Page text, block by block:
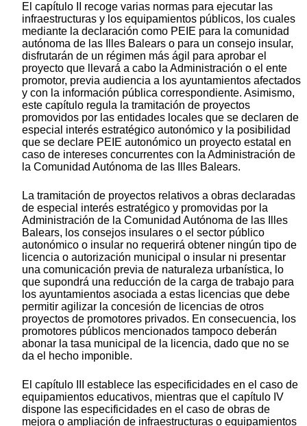
El capítulo II recoge varias normas para ejecutar las
infraestructuras y los equipamientos públicos, los cuales
mediante la declaración como PEIE para la comunidad
autónoma de las Illes Balears o para un consejo insular,
disfrutarán de un régimen más ágil para aprobar el
proyecto que llevará a cabo la Administración o el ente
promotor, previa audiencia a los ayuntamientos afectados
y con la información pública correspondiente. Asimismo,
este capítulo regula la tramitación de proyectos
promovidos por las entidades locales que se declaren de
especial interés estratégico autonómico y la posibilidad
que se declare PEIE autonómico un proyecto estatal en
caso de intereses concurrentes con la Administración de
la Comunidad Autónoma de las Illes Balears.
La tramitación de proyectos relativos a obras declaradas
de especial interés estratégico y promovidas por la
Administración de la Comunidad Autónoma de las Illes
Balears, los consejos insulares o el sector público
autonómico o insular no requerirá obtener ningún tipo de
licencia o autorización municipal o insular ni presentar
una comunicación previa de naturaleza urbanística, lo
que supondrá una reducción de la carga de trabajo para
los ayuntamientos asociada a estas licencias que debe
permitir agilizar la concesión de licencias de otros
proyectos de promotores privados. En consecuencia, los
promotores públicos mencionados tampoco deberán
abonar la tasa municipal de la licencia, dado que no se
da el hecho imponible.
El capítulo III establece las especificidades en el caso de
equipamientos educativos, mientras que el capítulo IV
dispone las especificidades en el caso de obras de
mejora o ampliación de infraestructuras o equipamientos